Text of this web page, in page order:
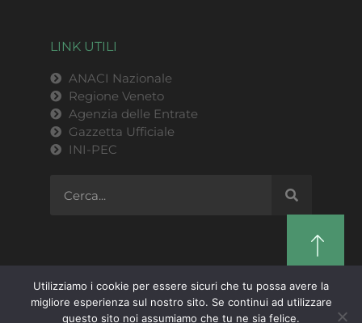
LINK UTILI
ANACI Nazionale
Regione Veneto
Agenzia delle Entrate
Gazzetta Ufficiale
INI-PEC
ANACI Regione Veneto | P.IVA 03769820279 |
Utilizziamo i cookie per essere sicuri che tu possa avere la
migliore esperienza sul nostro sito. Se continui ad utilizzare
questo sito noi assumiamo che tu ne sia felice.